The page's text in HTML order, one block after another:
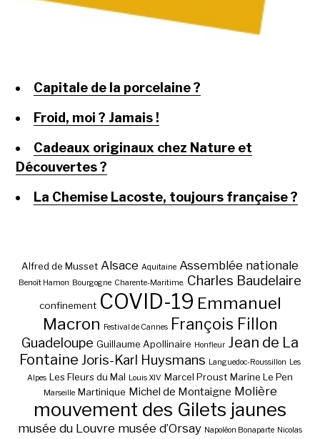
Capitale de la porcelaine ?
Froid, moi ? Jamais !
Cadeaux originaux chez Nature et
Découvertes ?
La Chemise Lacoste, toujours française ?
Alfred de Musset Alsace Aquitaine Assemblée nationale
Benoît Hamon Bourgogne Charente-Maritime. Charles Baudelaire
confinement COVID-19 Emmanuel
Macron Festival de Cannes François Fillon
Guadeloupe Guillaume Apollinaire Honfleur Jean de La
Fontaine Joris-Karl Huysmans Languedoc-Roussillon Les
Alpes Les Fleurs du Mal Louis XIV Marcel Proust Marine Le Pen
Marseille Martinique Michel de Montaigne Molière
mouvement des Gilets jaunes
musée du Louvre musée d’Orsay Napoléon Bonaparte Nicolas